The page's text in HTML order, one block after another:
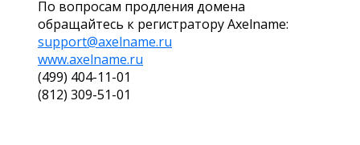
По вопросам продления домена
обращайтесь к регистратору Axelname:
support@axelname.ru
www.axelname.ru
(499) 404-11-01
(812) 309-51-01